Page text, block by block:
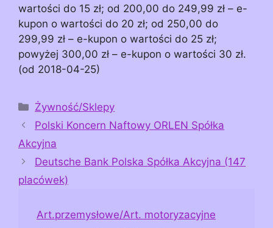
wartości do 15 zł; od 200,00 do 249,99 zł – e-
kupon o wartości do 20 zł; od 250,00 do
299,99 zł – e-kupon o wartości do 25 zł;
powyżej 300,00 zł – e-kupon o wartości 30 zł.
(od 2018-04-25)
Kategorie
Żywność/Sklepy
Polski Koncern Naftowy ORLEN Spółka
Akcyjna
Deutsche Bank Polska Spółka Akcyjna (147
placówek)
Art.przemysłowe/Art. motoryzacyjne